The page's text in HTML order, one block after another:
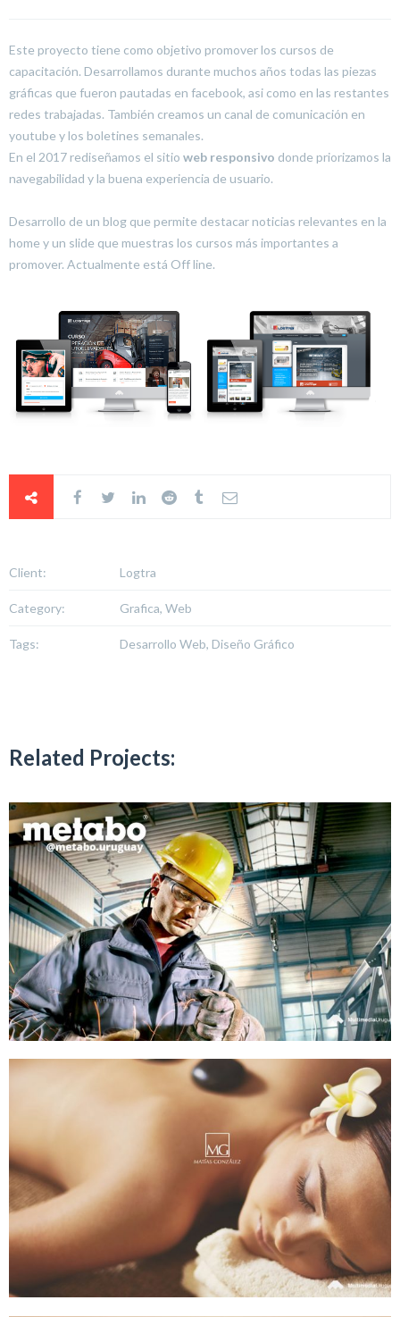
Este proyecto tiene como objetivo promover los cursos de
capacitación. Desarrollamos durante muchos años todas las piezas
gráficas que fueron pautadas en facebook, asi como en las restantes
redes trabajadas. También creamos un canal de comunicación en
youtube y los boletines semanales.
En el 2017 rediseñamos el sitio web responsivo donde priorizamos la
navegabilidad y la buena experiencia de usuario.
Desarrollo de un blog que permite destacar noticias relevantes en la
home y un slide que muestras los cursos más importantes a
promover. Actualmente está Off line.
Client: Logtra
Category: Grafica, Web
Tags: Desarrollo Web, Diseño Gráfico
Related Projects: